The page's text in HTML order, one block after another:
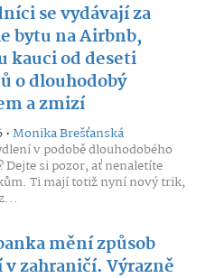
se vydávají za
bytu na Airbnb,
kauci od deseti
o dlouhodobý
a zmizí
Monika Brešťanská
v podobě dlouhodobého
Dejte si pozor, ať nenaletíte
Ti mají totiž nyní nový trik,
mění způsob
zahraničí. Výrazně